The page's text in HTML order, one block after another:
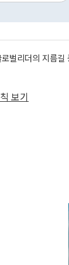
벌리더의 지름
보기